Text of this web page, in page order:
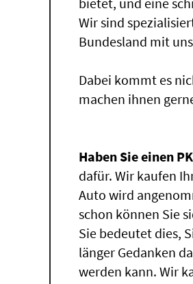
Wir sind
Bundesland mit
Dabei kommt es
machen ihnen
Haben Sie einen
dafür. Wir kaufen
Auto wird
schon können Sie
Sie bedeutet dies,
länger Gedanken
werden kann. Wir